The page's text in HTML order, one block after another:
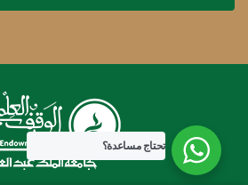
تحتاج مساعدة؟